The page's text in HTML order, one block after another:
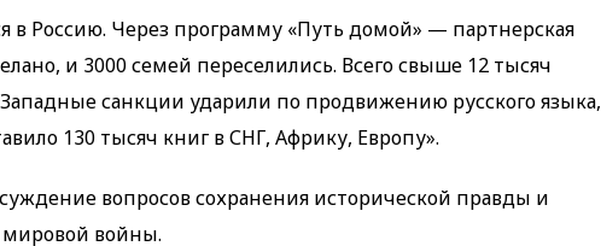
в Россию. Через программу «Путь домой» — партнерская
и 3000 семей переселились. Всего свыше 12 тысяч
санкции ударили по продвижению русского языка,
130 тысяч книг в СНГ, Африку, Европу».
вопросов сохранения исторической правды и
войны.